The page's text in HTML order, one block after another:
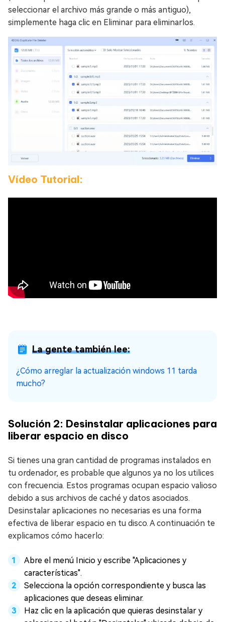
seleccionar el archivo más grande o más antiguo),
simplemente haga clic en Eliminar para eliminarlos.
Vídeo Tutorial:
La gente también lee:
¿Cómo arreglar la actualización windows 11 tarda
mucho?
Solución 2: Desinstalar aplicaciones para
liberar espacio en disco
Si tienes una gran cantidad de programas instalados en
tu ordenador, es probable que algunos ya no los utilices
con frecuencia. Estos programas ocupan espacio valioso
debido a sus archivos de caché y datos asociados.
Desinstalar aplicaciones no necesarias es una forma
efectiva de liberar espacio en tu disco. A continuación te
explicamos cómo hacerlo:
Abre el menú Inicio y escribe "Aplicaciones y
características".
Selecciona la opción correspondiente y busca las
aplicaciones que deseas eliminar.
Haz clic en la aplicación que quieras desinstalar y